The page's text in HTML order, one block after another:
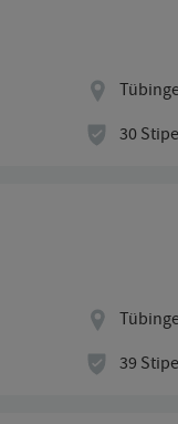
Standort
Stipendien
30
Standort
Stipendien
39